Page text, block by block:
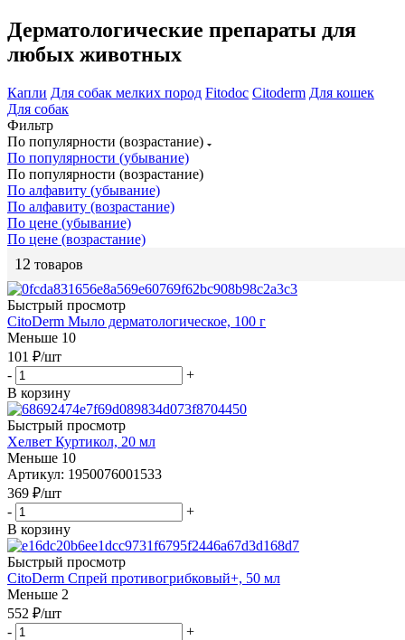
Дерматологические препараты для
любых животных
Капли Для собак мелких пород Fitodoc Citoderm Для кошек
Для собак
Фильтр
По популярности (возрастание)
По популярности (убывание)
По популярности (возрастание)
По алфавиту (убывание)
По алфавиту (возрастание)
По цене (убывание)
По цене (возрастание)
12 товаров
Быстрый просмотр
CitoDerm Мыло дерматологическое, 100 г
Меньше 10
101 ₽/шт
-
+
В корзину
Быстрый просмотр
Хелвет Куртикол, 20 мл
Меньше 10
Артикул: 1950076001533
369 ₽/шт
-
+
В корзину
Быстрый просмотр
CitoDerm Спрей противогрибковый+, 50 мл
Меньше 2
552 ₽/шт
-
+